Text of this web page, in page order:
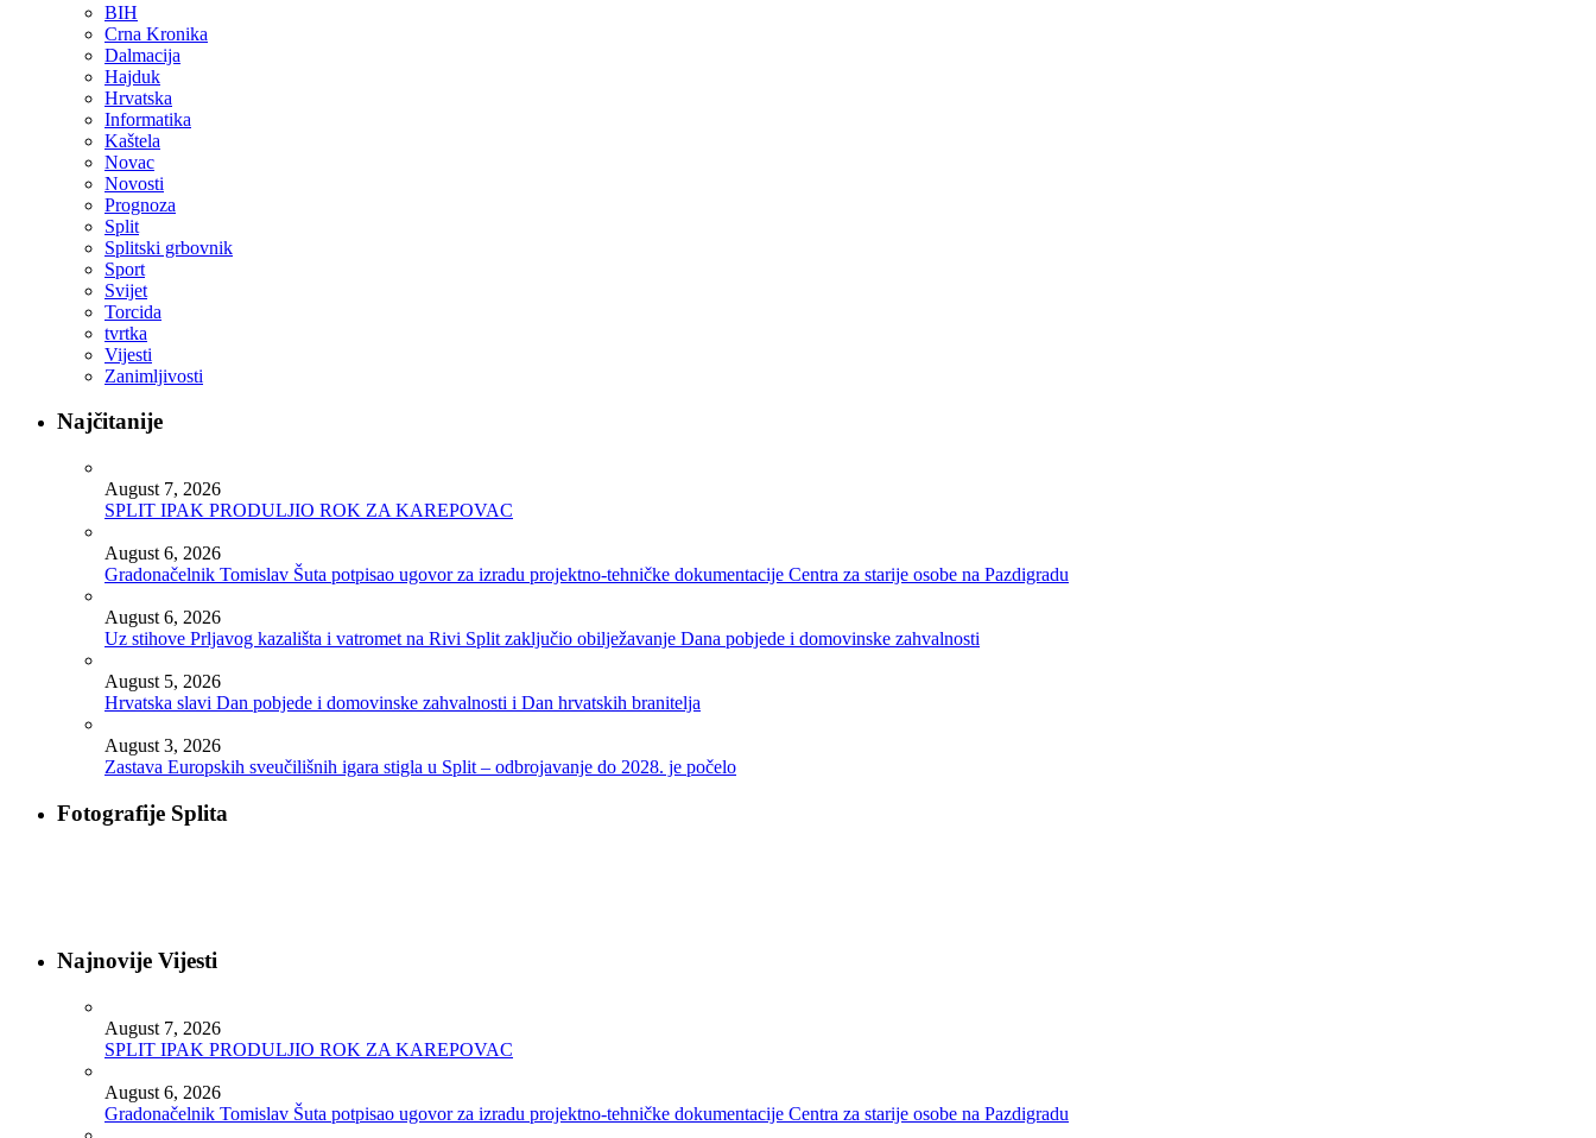
BIH
Crna Kronika
Dalmacija
Hajduk
Hrvatska
Informatika
Kaštela
Novac
Novosti
Prognoza
Split
Splitski grbovnik
Sport
Svijet
Torcida
tvrtka
Vijesti
Zanimljivosti
Najčitanije
August 7, 2026
SPLIT IPAK PRODULJIO ROK ZA KAREPOVAC
August 6, 2026
Gradonačelnik Tomislav Šuta potpisao ugovor za izradu projektno-tehničke dokumentacije Centra za starije osobe na Pazdigradu
August 6, 2026
Uz stihove Prljavog kazališta i vatromet na Rivi Split zaključio obilježavanje Dana pobjede i domovinske zahvalnosti
August 5, 2026
Hrvatska slavi Dan pobjede i domovinske zahvalnosti i Dan hrvatskih branitelja
August 3, 2026
Zastava Europskih sveučilišnih igara stigla u Split – odbrojavanje do 2028. je počelo
Fotografije Splita
Najnovije Vijesti
August 7, 2026
SPLIT IPAK PRODULJIO ROK ZA KAREPOVAC
August 6, 2026
Gradonačelnik Tomislav Šuta potpisao ugovor za izradu projektno-tehničke dokumentacije Centra za starije osobe na Pazdigradu